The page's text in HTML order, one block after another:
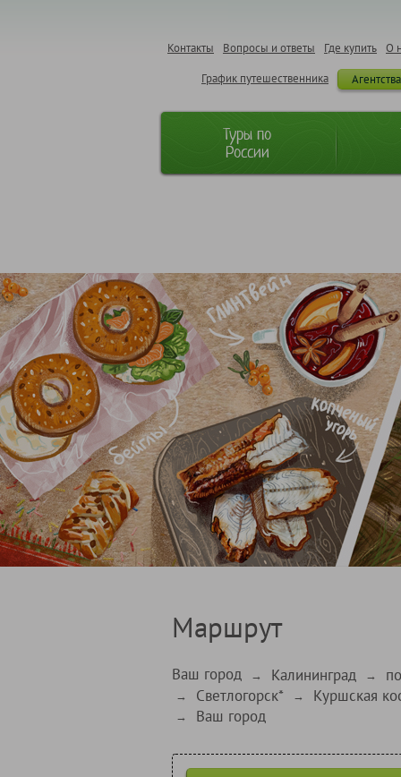
О
Где купить
Вопросы и ответы
Контакты
График путешественника
Туры по
России
Маршрут
Ваш город → Калининград →
→ Светлогорск* → Куршская
→ Ваш город